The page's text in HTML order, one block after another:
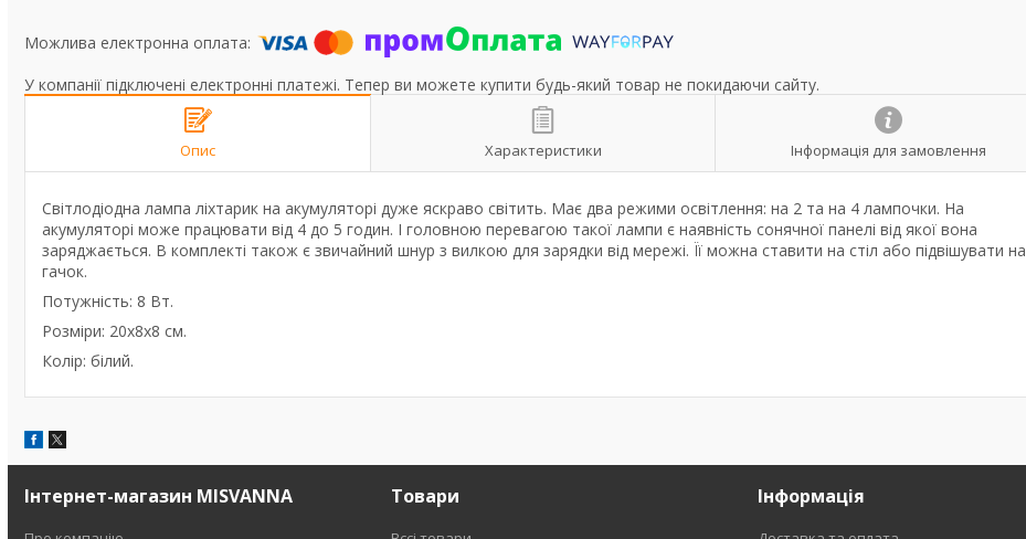
У компанії підключені електронні платежі. Тепер ви можете купити будь-який товар не покидаючи сайту.
Опис Характеристики Інформація для замовлення
Світлодіодна лампа ліхтарик на акумуляторі дуже яскраво світить. Має два режими освітлення: на 2 та на 4 лампочки. На
акумуляторі може працювати від 4 до 5 годин. І головною перевагою такої лампи є наявність сонячної панелі від якої вона
заряджається. В комплекті також є звичайний шнур з вилкою для зарядки від мережі. Її можна ставити на стіл або підвішувати на
гачок.
Потужність: 8 Вт.
Розміри: 20х8х8 см.
Колір: білий.
Інтернет-магазин MISVANNA Товари Інформація